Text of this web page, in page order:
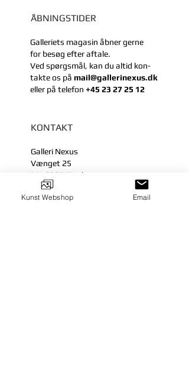
KONTAKT
Galleri Nexus
Vænget 25
DK-6360 Tinglev
mail@gallerinexus.dk
Tel:+45 23 27 25 12
ÅBNINGSTIDER
Galleriets magasin åbner gerne
for besøg efter aftale.
Ved spørgsmål, kan du altid kon-
takteos på mail@gallerinexus.dk
eller på telefon +45 23 27 25 12
Kunst Webshop Email